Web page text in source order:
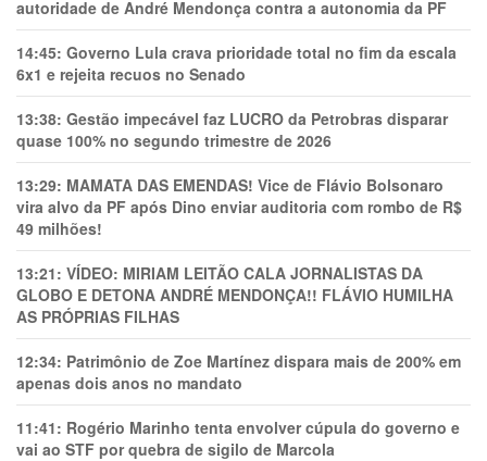
autoridade de André Mendonça contra a autonomia da PF
14:45: Governo Lula crava prioridade total no fim da escala
6x1 e rejeita recuos no Senado
13:38: Gestão impecável faz LUCRO da Petrobras disparar
quase 100% no segundo trimestre de 2026
13:29: MAMATA DAS EMENDAS! Vice de Flávio Bolsonaro
vira alvo da PF após Dino enviar auditoria com rombo de R$
49 milhões!
13:21: VÍDEO: MIRIAM LEITÃO CALA JORNALISTAS DA
GLOBO E DETONA ANDRÉ MENDONÇA!! FLÁVIO HUMILHA
AS PRÓPRIAS FILHAS
12:34: Patrimônio de Zoe Martínez dispara mais de 200% em
apenas dois anos no mandato
11:41: Rogério Marinho tenta envolver cúpula do governo e
vai ao STF por quebra de sigilo de Marcola